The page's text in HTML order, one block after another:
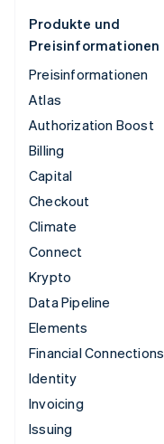
Produkte und
Preisinformationen
Preisinformationen
Atlas
Authorization Boost
Billing
Capital
Checkout
Climate
Connect
Krypto
Data Pipeline
Elements
Financial Connections
Identity
Invoicing
Issuing